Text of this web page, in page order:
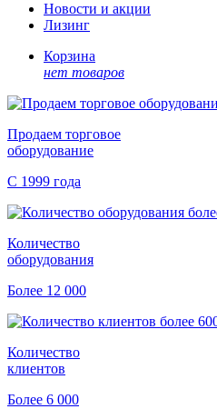
Новости и акции
Лизинг
Корзина
нет товаров
Продаем торговое
оборудование
С 1999 года
Количество
оборудования
Более 12 000
Количество
клиентов
Более 6 000